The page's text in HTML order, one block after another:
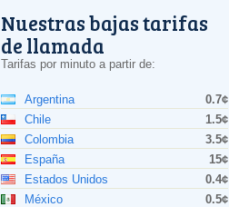
Nuestras bajas tarifas
de llamada
Tarifas por minuto a partir de:
Argentina
0.7¢
Chile
1.5¢
Colombia
3.5¢
España
15¢
Estados Unidos
0.4¢
México
0.5¢